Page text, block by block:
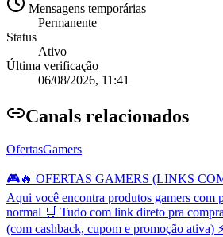
Mensagens temporárias
Permanente
Status
Ativo
Última verificação
06/08/2026, 11:41
Canals relacionados
OfertasGamers
🎮🔥 OFERTAS GAMERS (LINKS
Aqui você encontra produtos gamers
normal 🛒 Tudo com link direto pra
(com cashback, cupom e promoção ativa)